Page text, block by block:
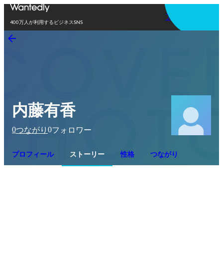
400万人が利用するビジネスSNS
アプリを使う
内藤有香
0つながり 0フォロワー
プロフィール ストーリー 性格 つながり